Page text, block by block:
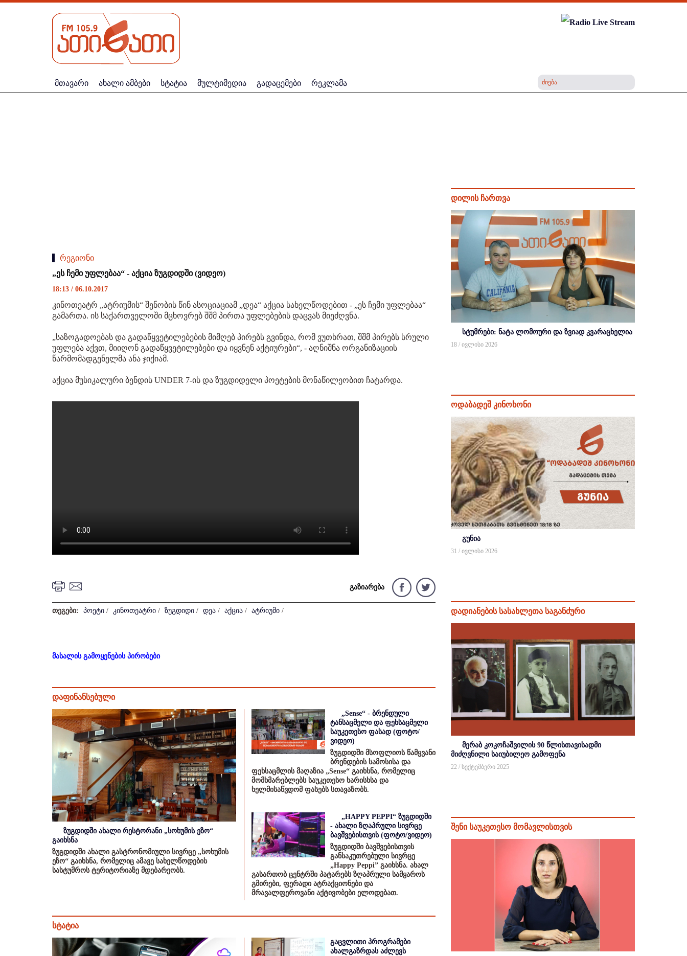
მთავარი ახალი ამბები სტატია მულტიმედია გადაცემები რეკლამა
რეგიონი
„ეს ჩემი უფლებაა“ - აქცია ზუგდიდში (ვიდეო)
18:13 / 06.10.2017
კინოთეატრ „ატრიუმის“ შენობის წინ ასოციაციამ „დეა“ აქცია სახელწოდებით - „ეს ჩემი უფლებაა“
გამართა. ის საქართველოში მცხოვრებ შშმ პირთა უფლებების დაცვას მიეძღვნა.
„საზოგადოებას და გადაწყვეტილებების მიმღებ პირებს გვინდა, რომ ვუთხრათ, შშმ პირებს სრული
უფლება აქვთ, მიიღონ გადაწყვეტილებები და იყვნენ აქტიურები“, - აღნიშნა ორგანიზაციის
წარმომადგენელმა ანა ჯიქიამ.
აქცია მუსიკალური ბენდის UNDER 7-ის და ზუგდიდელი პოეტების მონაწილეობით ჩატარდა.
გაზიარება
თეგები: პოეტი / კინოთეატრი / ზუგდიდი / დეა / აქცია / ატრიუმი /
მასალის გამოყენების პირობები
დაფინანსებული
ზუგდიდში ახალი რესტორანი „სოხუმის ეზო“
გაიხსნა
ზუგდიდში ახალი გასტრონომიული სივრცე „სოხუმის
ეზო“ გაიხსნა, რომელიც ამავე სახელწოდების
სასტუმროს ტერიტორიაზე მდებარეობს.
„Sense“ - ბრენდული
ტანსაცმელი და ფეხსაცმელი
საუკეთესო ფასად (ფოტო/
ვიდეო)
ზუგდიდში მსოფლიოს წამყვანი
ბრენდების სამოსისა და
ფეხსაცმლის მაღაზია „Sense“ გაიხსნა, რომელიც
მომხმარებლებს საუკეთესო ხარისხსა და
ხელმისაწვდომ ფასებს სთავაზობს.
„HAPPY PEPPI“ ზუგდიდში
- ახალი ზღაპრული სივრცე
ბავშვებისთვის (ფოტო/ვიდეო)
ზუგდიდში ბავშვებისთვის
განსაკუთრებული სივრცე
„Happy Peppi” გაიხსნა. ახალ
გასართობ ცენტრში პატარებს ზღაპრული სამყაროს
გმირები, ფერადი ატრაქციონები და
მრავალფეროვანი აქტივობები ელოდებათ.
სტატია
გაცვლითი პროგრამები
ახალგაზრდას აძლევს
დილის ჩართვა
სტუმრები: ნატა ლომოური და ზვიად კვარაცხელია
18 / ივლისი 2026
ოდაბადეშ კინოხონი
გუნია
31 / ივლისი 2026
დადიანების სასახლეთა საგანძური
მერაბ კოკოჩაშვილის 90 წლისთავისადმი
მიძღვნილი საიუბილეო გამოფენა
22 / სექტემბერი 2025
შენი საუკეთესო მომავლისთვის